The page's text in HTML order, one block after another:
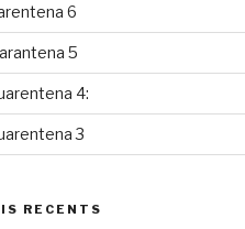
6
5
4:
3
RECENTS